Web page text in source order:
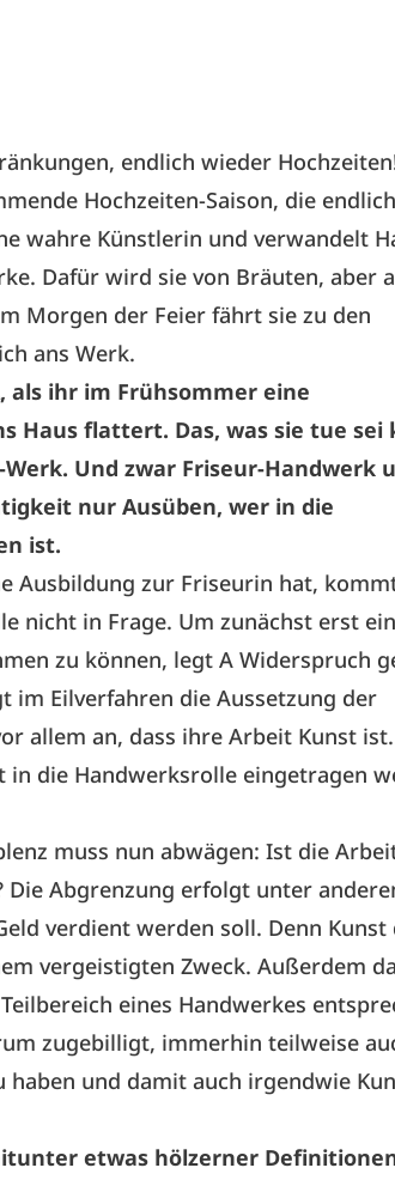
endlich wieder
Hochzeiten-Saison, die
wahre Künstlerin und verwandelt
Dafür wird sie von Bräuten, aber
Morgen der Feier fährt sie zu den
ans Werk.
als ihr im Frühsommer eine
Haus flattert. Das, was sie tue sei
Und zwar Friseur-Handwerk
nur Ausüben, wer in die
ist.
Ausbildung zur Friseurin hat,
nicht in Frage. Um zunächst erst
zu können, legt A Widerspruch
im Eilverfahren die Aussetzung der
allem an, dass ihre Arbeit Kunst
in die Handwerksrolle eingetragen
muss nun abwägen: Ist die
Die Abgrenzung erfolgt unter
verdient werden soll. Denn Kunst
vergeistigten Zweck. Außerdem
eines Handwerkes
zugebilligt, immerhin teilweise
haben und damit auch irgendwie
etwas hölzerner